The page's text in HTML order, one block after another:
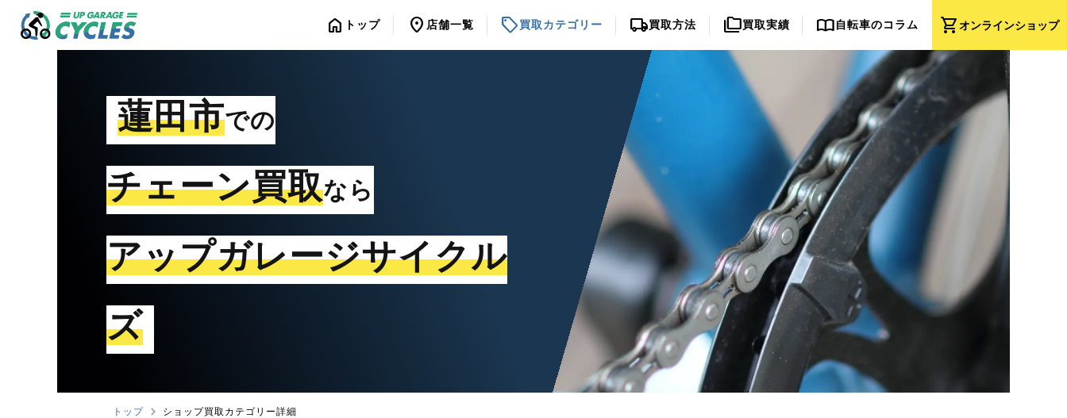
shopping_cartオンラインショップ
home トップ location_on 店舗一覧 sell買取カテゴリー local_shipping買取方法 folder_copy買取実績 import_contacts自転車のコラム
蓮田市での
チェーン買取なら
アップガレージサイクル
ズ
トップ ショップ買取カテゴリー詳細